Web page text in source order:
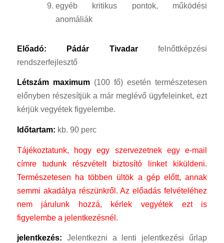
egyéb kritikus pontok, működési
anomáliák
Előadó: Pádár Tivadarfelnőttképzési
rendszerfejlesztő
Létszám maximum(100 fő) esetén természetesen
előnyben részesítjük a már meglévő ügyfeleinket, ezt
kérjük vegyétek figyelembe.
Időtartam: kb. 90 perc
Tájékoztatunk, hogy egy szervezetnek egy e-mail
címre tudunk részvételt biztosító linket kiküldeni.
Természetesen ha többen ültök a gép előtt, annak
semmi akadálya részünkről.Az előadás felvételéhez
nem járulunk hozzá, kérlek vegyétek ezt is
figyelembe a jelentkezésnél.
jelentkezés: Jelentkezni a lenti jelentkezési űrlap